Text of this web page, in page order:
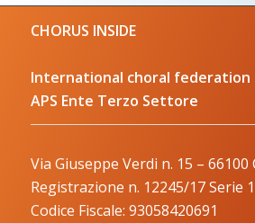
CHORUS INSIDE
International choral federation
APS Ente Terzo Settore
Via Giuseppe Verdi n. 15 – 66100
Registrazione n. 12245/17 Serie
Codice Fiscale: 93058420691